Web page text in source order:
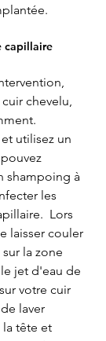
capillaire
chevelu,
utilisez un
shampoing à
les
Lors
laisser couler
la zone
jet d'eau de
votre cuir
laver
tête et